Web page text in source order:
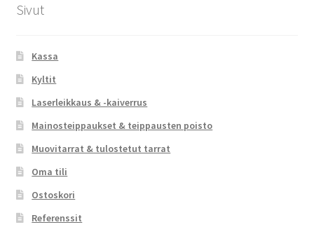
Sivut
Kassa
Kyltit
Laserleikkaus & -kaiverrus
Mainosteippaukset & teippausten poisto
Muovitarrat & tulostetut tarrat
Oma tili
Ostoskori
Referenssit